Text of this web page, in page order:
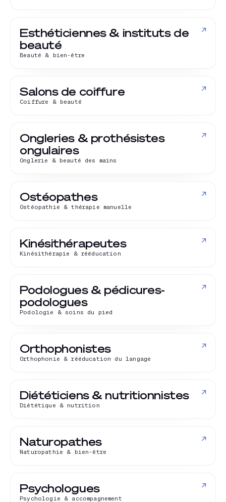
Esthéticiennes & instituts de
beauté
Beauté & bien-être
↗
Salons de coiffure
Coiffure & beauté
↗
Ongleries & prothésistes
ongulaires
Onglerie & beauté des mains
↗
Ostéopathes
Ostéopathie & thérapie manuelle
↗
Kinésithérapeutes
Kinésithérapie & rééducation
↗
Podologues & pédicures-
podologues
Podologie & soins du pied
↗
Orthophonistes
Orthophonie & rééducation du langage
↗
Diététiciens & nutritionnistes
Diététique & nutrition
↗
Naturopathes
Naturopathie & bien-être
↗
Psychologues
Psychologie & accompagnement
↗